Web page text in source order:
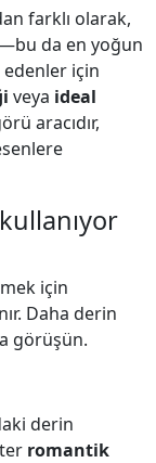
farklı olarak,
da en yoğun
için
veya ideal
aracıdır,
için
Daha derin
görüşün.
derin
romantik